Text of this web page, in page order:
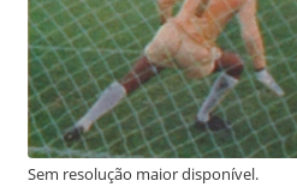
Sem resolução maior disponível.